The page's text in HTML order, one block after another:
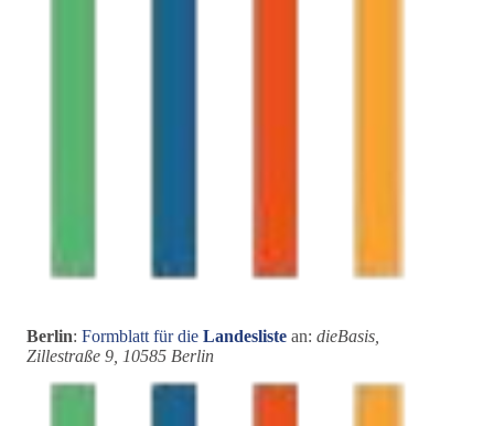
Berlin: Formblatt für die Landesliste an: dieBasis,
Zillestraße 9, 10585 Berlin